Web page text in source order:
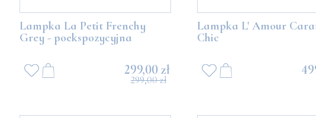
Miś Boo z białymi balonikami Miś Boo z szarymi balonikami
489,00 zł
Lampka La Petit Frenchy
Grey - poekspozycyjna
299,00 zł
299,00 zł
Lampka L' Amour
Chic